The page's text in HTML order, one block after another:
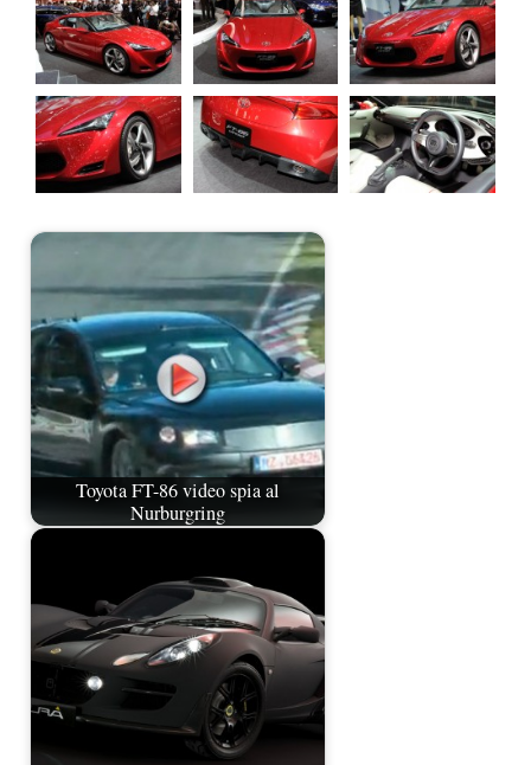
Toyota FT-86 video spia al
Nurburgring